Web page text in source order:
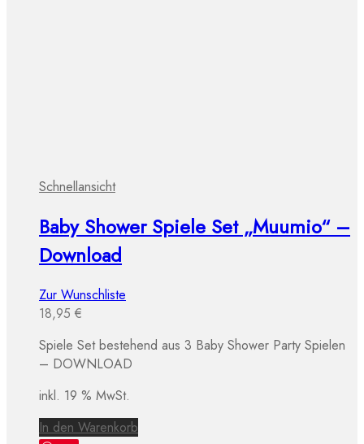
Schnellansicht
Baby Shower Spiele Set „Muumio“ –
Download
Zur Wunschliste
18,95 €
Spiele Set bestehend aus 3 Baby Shower Party Spielen
– DOWNLOAD
inkl. 19 % MwSt.
In den Warenkorb